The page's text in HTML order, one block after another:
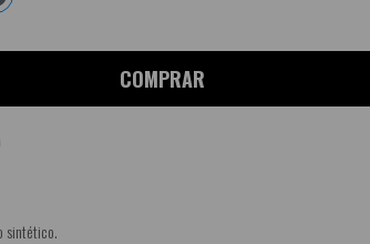
COMPRAR
sintético.